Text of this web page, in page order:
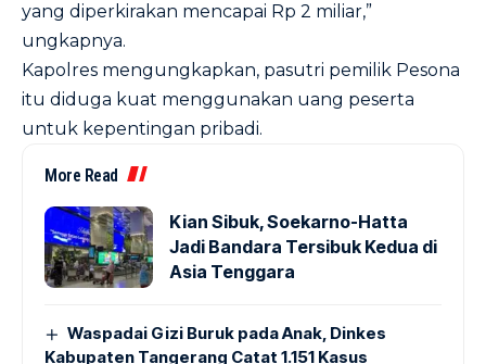
yang diperkirakan mencapai Rp 2 miliar,”
ungkapnya.
Kapolres mengungkapkan, pasutri pemilik Pesona
itu diduga kuat menggunakan uang peserta
untuk kepentingan pribadi.
More Read
Kian Sibuk, Soekarno-Hatta
Jadi Bandara Tersibuk Kedua di
Asia Tenggara
Waspadai Gizi Buruk pada Anak, Dinkes
Kabupaten Tangerang Catat 1.151 Kasus